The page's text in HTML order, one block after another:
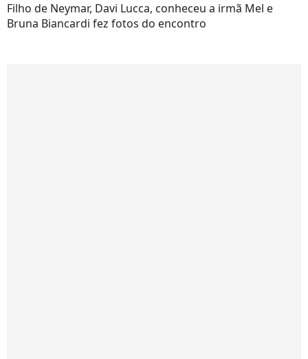
Filho de Neymar, Davi Lucca, conheceu a irmã Mel e
Bruna Biancardi fez fotos do encontro